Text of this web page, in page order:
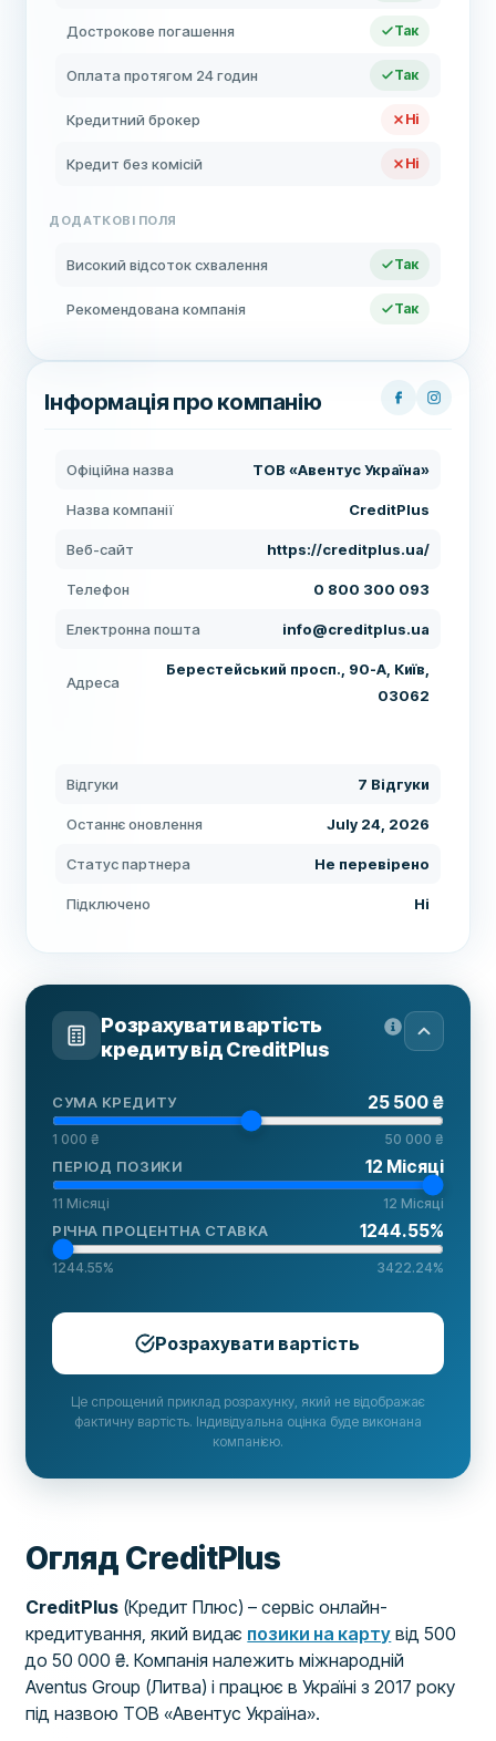
Дострокове погашення Так
Оплата протягом 24 годин Так
Кредитний брокер Ні
Кредит без комісій Ні
ДОДАТКОВІ ПОЛЯ
Високий відсоток схвалення Так
Рекомендована компанія Так
Інформація про компанію
Офіційна назва ТОВ «Авентус Україна»
Назва компанії CreditPlus
Веб-сайт https://creditplus.ua/
Телефон 0 800 300 093
Електронна пошта info@creditplus.ua
Адреса
Берестейський просп., 90-А, Київ,
03062
Відгуки 7 Відгуки
Останнє оновлення July 24, 2026
Статус партнера Не перевірено
Підключено Ні
Розрахувати вартість
кредиту відCreditPlus
СУМА КРЕДИТУ 25 500 ₴
1 000 ₴ 50 000 ₴
ПЕРІОД ПОЗИКИ 12 Місяці
11 Місяці 12 Місяці
РІЧНА ПРОЦЕНТНА СТАВКА 1244.55%
1244.55% 3422.24%
Розрахувати вартість
Це спрощений приклад розрахунку, який не відображає
фактичну вартість. Індивідуальна оцінка буде виконана
компанією.
Огляд CreditPlus
CreditPlus (Кредит Плюс) – сервіс онлайн-
кредитування, який видає позики на карту від 500
до 50 000 ₴. Компанія належить міжнародній
Aventus Group (Литва) і працює в Україні з 2017 року
під назвою ТОВ «Авентус Україна».